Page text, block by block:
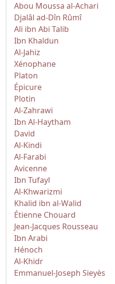
Abou Moussa al-Achari
Djalâl ad-Dîn Rûmî
Ali ibn Abi Talib
Ibn Khaldun
Al-Jahiz
Xénophane
Platon
Épicure
Plotin
Al-Zahrawi
Ibn Al-Haytham
David
Al-Kindi
Al-Farabi
Avicenne
Ibn Tufayl
Al-Khwarizmi
Khalid ibn al-Walid
Étienne Chouard
Jean-Jacques Rousseau
Ibn Arabi
Hénoch
Al-Khidr
Emmanuel-Joseph Sieyès